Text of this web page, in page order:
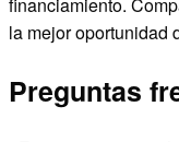
la mejor oportunidad
Preguntas